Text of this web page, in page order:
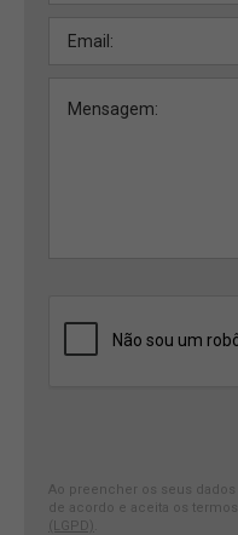
Ao preencher os seus
de acordo e aceita os
(LGPD)